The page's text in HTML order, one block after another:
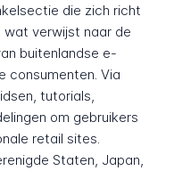
die zich richt
verwijst naar de
buitenlandse e-
consumenten. Via
tutorials,
om gebruikers
retail sites.
Staten, Japan,